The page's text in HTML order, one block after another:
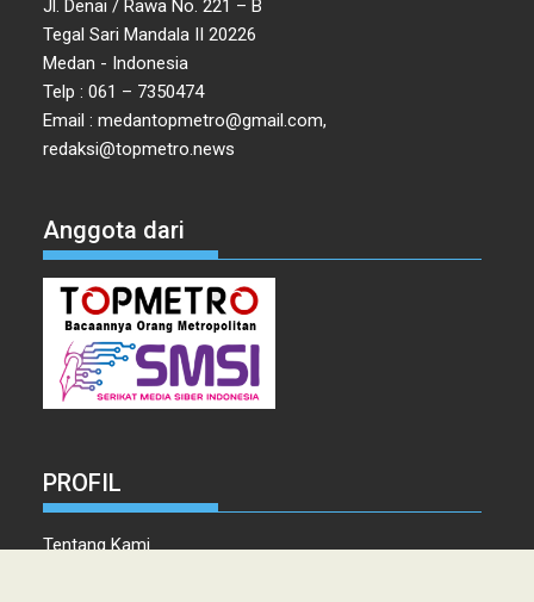
Jl. Denai / Rawa No. 221 – B
Tegal Sari Mandala II 20226
Medan - Indonesia
Telp : 061 – 7350474
Email : medantopmetro@gmail.com,
redaksi@topmetro.news
Anggota dari
PROFIL
Tentang Kami